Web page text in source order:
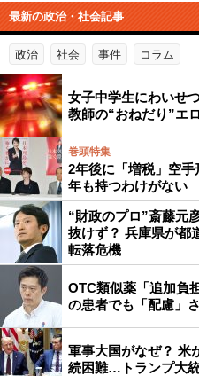
最新の政治・社会記事
政治 社会 事件 コラム
女子中学生にわいせ
教師の“おねだり”エ
巻頭特集
2年後に「増税」空
年も持つわけがない
“財政のプロ”斎藤元
抜けず？ 兵庫県が都
転落危機
OTC類似薬「追加負
の患者でも「配慮」
軍事大国がなぜ？ 米
続困難…トランプ大